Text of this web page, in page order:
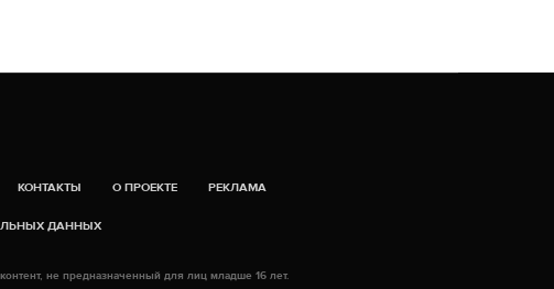
КОНТАКТЫ О ПРОЕКТЕ РЕКЛАМА
ДАННЫХ
не предназначенный для лиц младше 16 лет.